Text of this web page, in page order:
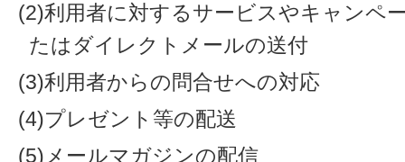
(2)利用者に対するサービスやキャンペ
たはダイレクトメールの送付
(3)利用者からの問合せへの対応
(4)プレゼント等の配送
(5)メールマガジンの配信